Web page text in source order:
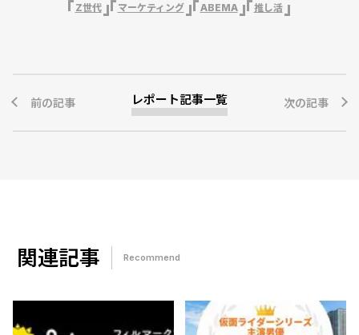
Z世代 マーケティング ABEMA 推し活
前の記事 レポート記事一覧 次の記事
関連記事 Recommend